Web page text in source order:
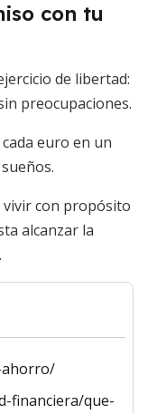
con tu
de libertad:
preocupaciones.
euro en un
vivir con propósito
alcanzar la
financiera/que-